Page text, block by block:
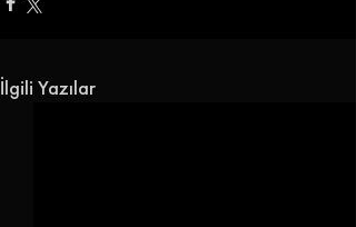
İlgili Yazılar